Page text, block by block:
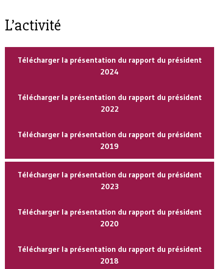
L’activité
Télécharger la présentation du rapport du président
2024
Télécharger la présentation du rapport du président
2022
Télécharger la présentation du rapport du président
2019
Télécharger la présentation du rapport du président
2023
Télécharger la présentation du rapport du président
2020
Télécharger la présentation du rapport du président
2018